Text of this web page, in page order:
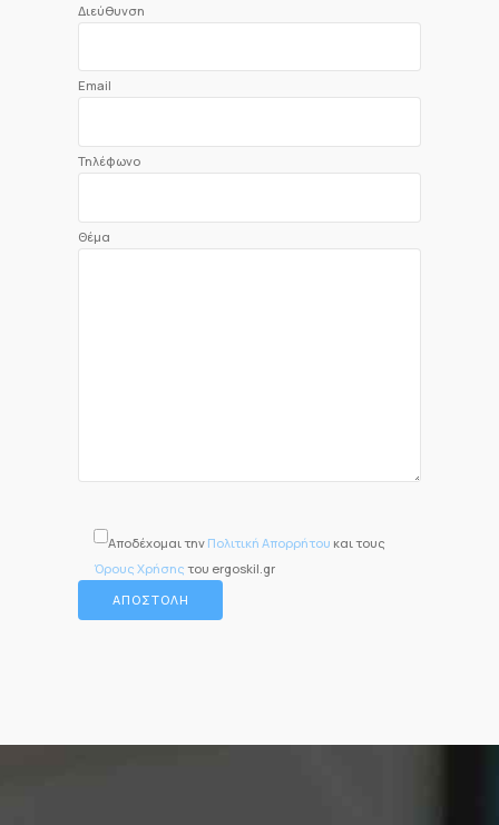
Διεύθυνση
Email
Τηλέφωνο
Θέμα
Αποδέχομαι την Πολιτική Απορρήτου και τους
Όρους Χρήσης του ergoskil.gr